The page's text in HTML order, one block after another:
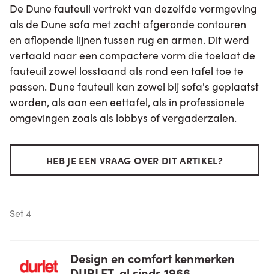
De Dune fauteuil vertrekt van dezelfde vormgeving
als de Dune sofa met zacht afgeronde contouren
en aflopende lijnen tussen rug en armen. Dit werd
vertaald naar een compactere vorm die toelaat de
fauteuil zowel losstaand als rond een tafel toe te
passen. Dune fauteuil kan zowel bij sofa's geplaatst
worden, als aan een eettafel, als in professionele
omgevingen zoals als lobbys of vergaderzalen.
HEB JE EEN VRAAG OVER DIT ARTIKEL?
Set 4
Design en comfort kenmerken